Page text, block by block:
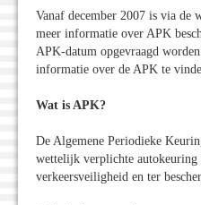
Vanaf december 2007 is via de
meer informatie over APK
APK-datum opgevraagd
informatie over de APK te
Wat is APK?
De Algemene Periodieke
wettelijk verplichte autokeuring
verkeersveiligheid en ter